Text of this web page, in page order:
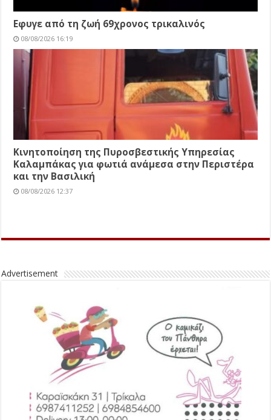
Εφυγε από τη ζωή 69χρονος τρικαλινός
08/08/2026 16:19
Κινητοποίηση της Πυροσβεστικής Υπηρεσίας
Καλαμπάκας για φωτιά ανάμεσα στην Περιστέρα
και την Βασιλική
08/08/2026 12:37
Advertisement